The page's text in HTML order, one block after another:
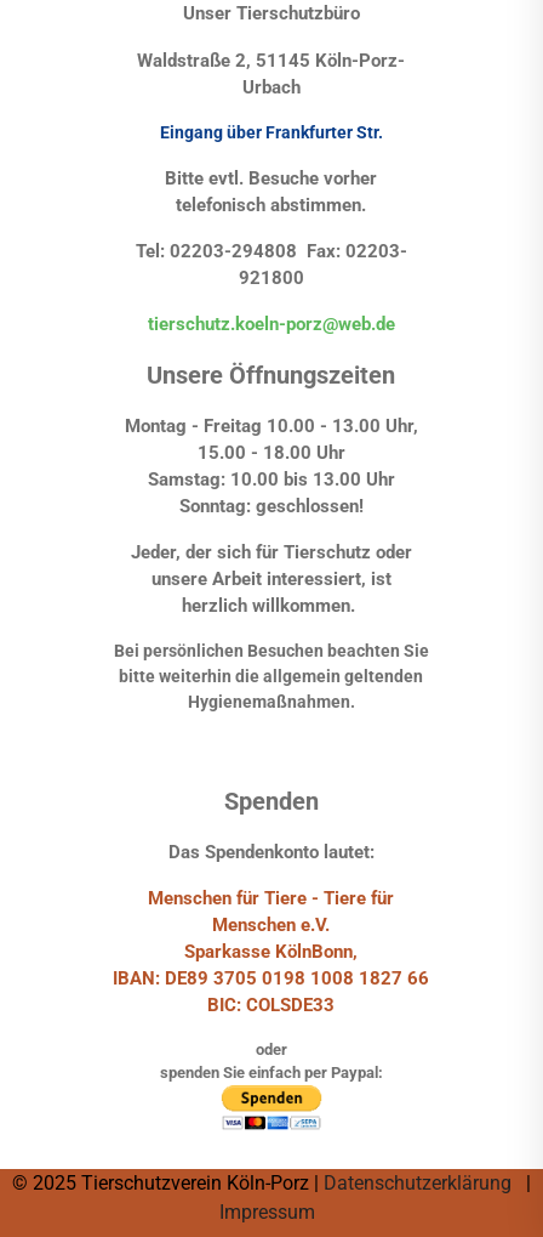
Unser Tierschutzbüro
Waldstraße 2, 51145 Köln-Porz-
Urbach
Eingang über Frankfurter Str.
Bitte evtl. Besuche vorher
telefonisch abstimmen.
Tel: 02203-294808 Fax: 02203-
921800
tierschutz.koeln-porz@web.de
Unsere Öffnungszeiten
Montag - Freitag 10.00 - 13.00 Uhr,
15.00 - 18.00 Uhr
Samstag: 10.00 bis 13.00 Uhr
Sonntag: geschlossen!
Jeder, der sich für Tierschutz oder
unsere Arbeit interessiert, ist
herzlich willkommen.
Bei persönlichen Besuchen beachten Sie
bitte weiterhin die allgemein geltenden
Hygienemaßnahmen.
Spenden
Das Spendenkonto lautet:
Menschen für Tiere - Tiere für
Menschen e.V.
Sparkasse KölnBonn,
IBAN: DE89 3705 0198 1008 1827 66
BIC: COLSDE33
oder
spenden Sie einfach per Paypal:
© 2025 Tierschutzverein Köln-Porz | Datenschutzerklärung
|
Impressum